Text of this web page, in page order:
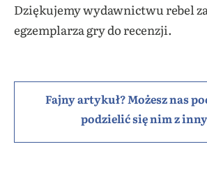
Dziękujemy wydawnictwu rebel
egzemplarza gry do recenzji.
Fajny artykuł? Możesz nas
podzielić się nim z